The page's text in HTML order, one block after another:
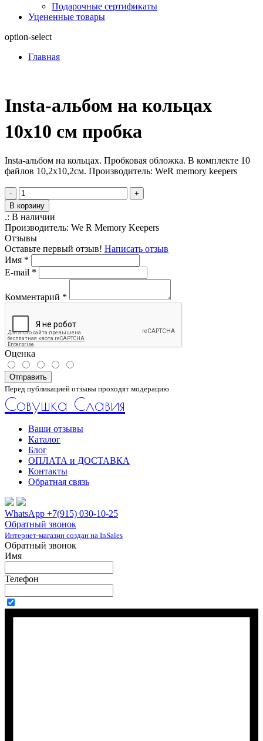
Подарочные сертификаты
Уцененные товары
option-select
Главная
Insta-альбом на кольцах
10х10 см пробка
Insta-альбом на кольцах. Пробковая обложка. В комплекте 10
файлов 10,2х10,2см. Производитель: WeR memory keepers
-
+
В корзину
.: В наличии
Производитель: We R Memory Keepers
Отзывы
Оставьте первый отзыв! Написать отзыв
Имя *
E-mail *
Комментарий *
Оценка
Отправить
Перед публикацией отзывы проходят модерацию
Совушка Славия
Ваши отзывы
Каталог
Блог
ОПЛАТА и ДОСТАВКА
Контакты
Обратная связь
WhatsApp +7(915) 030-10-25
Обратный звонок
Интернет-магазин создан на InSales
Обратный звонок
Имя
Телефон